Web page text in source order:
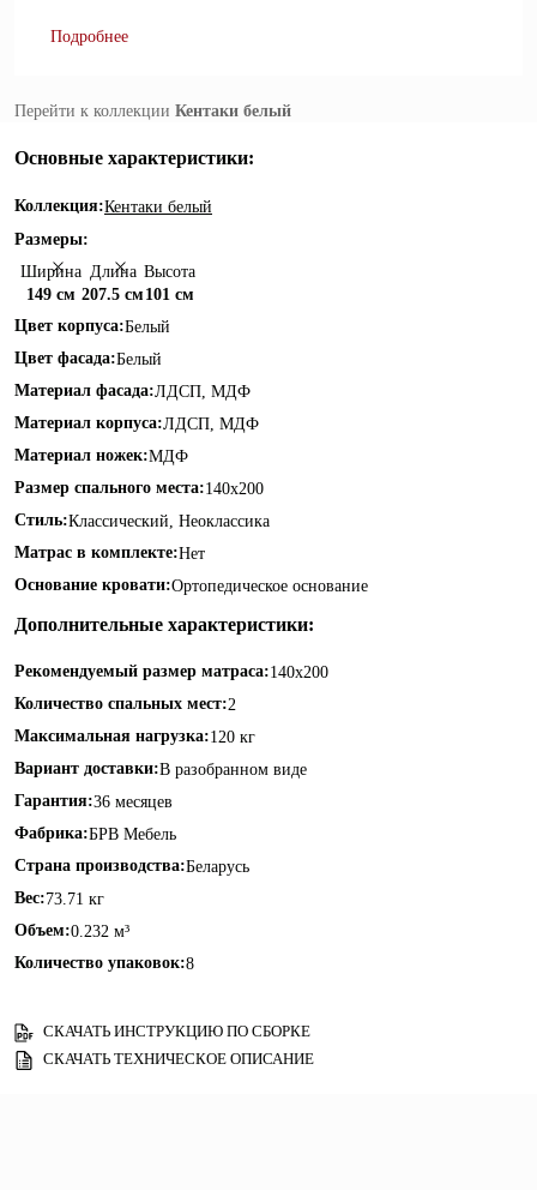
Подробнее
Перейти к коллекции Кентаки белый
Основные характеристики:
Коллекция:Кентаки белый
Размеры:
Ширина
149 см
Длина
207.5 см
Высота
101 см
Цвет корпуса:Белый
Цвет фасада:Белый
Материал фасада:ЛДСП, МДФ
Материал корпуса:ЛДСП, МДФ
Материал ножек:МДФ
Размер спального места:140х200
Стиль:Классический, Неоклассика
Матрас в комплекте:Нет
Основание кровати:Ортопедическое основание
Дополнительные характеристики:
Рекомендуемый размер матраса:140х200
Количество спальных мест:2
Максимальная нагрузка:120 кг
Вариант доставки:В разобранном виде
Гарантия:36 месяцев
Фабрика:БРВ Мебель
Страна производства:Беларусь
Вес:73.71 кг
Объем:0.232 м³
Количество упаковок:8
СКАЧАТЬ ИНСТРУКЦИЮ ПО СБОРКЕ
СКАЧАТЬ ТЕХНИЧЕСКОЕ ОПИСАНИЕ